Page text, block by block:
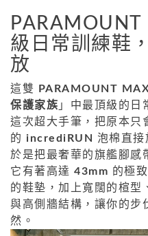
級日常訓練鞋
放
這雙 PARAMOUNT
保護家族 」中最頂級的日
這次超大手筆，把原本只
的 incrediRUN 泡棉直接
於是把最奢華的旗艦腳感
它有著高達 43mm 的極
的鞋墊，加上寬闊的楦型
與高側牆結構，讓你的步
然。